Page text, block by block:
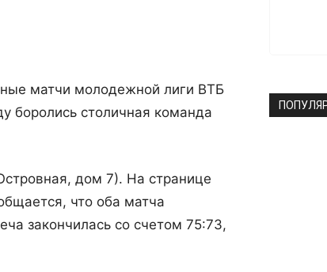
матчи молодежной лиги ВТБ
боролись столичная команда
дом 7). На странице
что оба матча
закончилась со счетом 75:73,